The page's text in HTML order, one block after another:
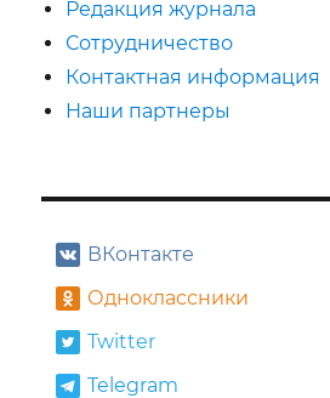
Редакция журнала
Сотрудничество
Контактная информация
Наши партнеры
ВКонтакте
Одноклассники
Twitter
Telegram